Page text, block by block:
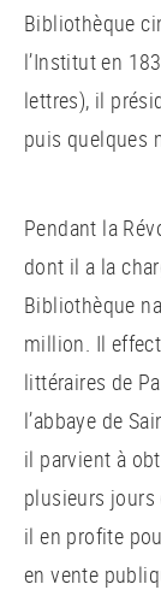
Bibliothèque
l’Institut en
lettres), il
puis quelques
Pendant la
dont il a la
Bibliothèque
million. Il
littéraires de
l’abbaye de
il parvient à
plusieurs jours
il en profite
en vente